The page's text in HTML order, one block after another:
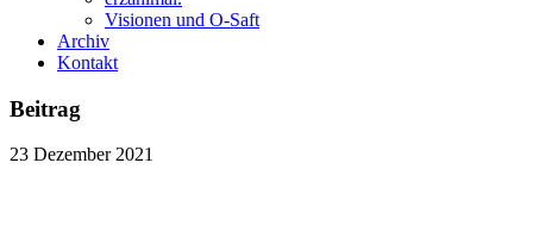
Visionen und O-Saft
Archiv
Kontakt
Beitrag
23 Dezember 2021